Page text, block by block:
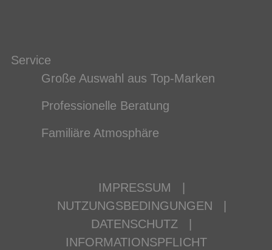
Service
Große Auswahl aus Top-Marken
Professionelle Beratung
Familiäre Atmosphäre
IMPRESSUM
NUTZUNGSBEDINGUNGEN
DATENSCHUTZ
INFORMATIONSPFLICHT